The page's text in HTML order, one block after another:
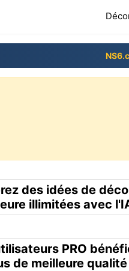
des idées de
illimitées avec
PRO
de meilleure qualité